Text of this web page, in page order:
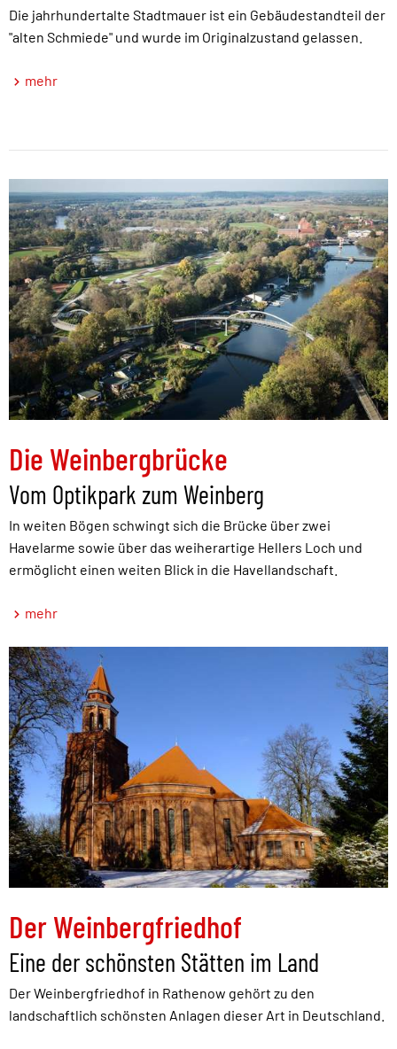
Die jahrhundertalte Stadtmauer ist ein Gebäudestandteil der
"alten Schmiede" und wurde im Originalzustand gelassen.
mehr
Die Weinbergbrücke
Vom Optikpark zum Weinberg
In weiten Bögen schwingt sich die Brücke über zwei
Havelarme sowie über das weiherartige Hellers Loch und
ermöglicht einen weiten Blick in die Havellandschaft.
mehr
Der Weinbergfriedhof
Eine der schönsten Stätten im Land
Der Weinbergfriedhof in Rathenow gehört zu den
landschaftlich schönsten Anlagen dieser Art in Deutschland.